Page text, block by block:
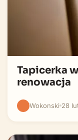
Tapicerka
renowacja
Wokonski 28